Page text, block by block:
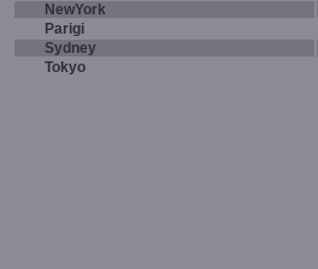
NewYork
Parigi
Sydney
Tokyo